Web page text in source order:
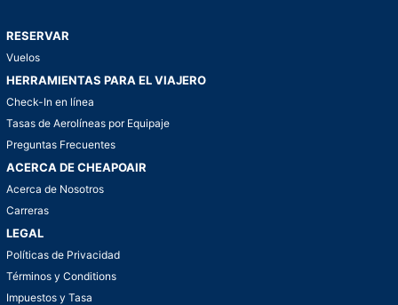
RESERVAR
Vuelos
HERRAMIENTAS PARA EL VIAJERO
Check-In en línea
Tasas de Aerolíneas por Equipaje
Preguntas Frecuentes
ACERCA DE CHEAPOAIR
Acerca de Nosotros
Carreras
LEGAL
Políticas de Privacidad
Términos y Conditions
Impuestos y Tasa